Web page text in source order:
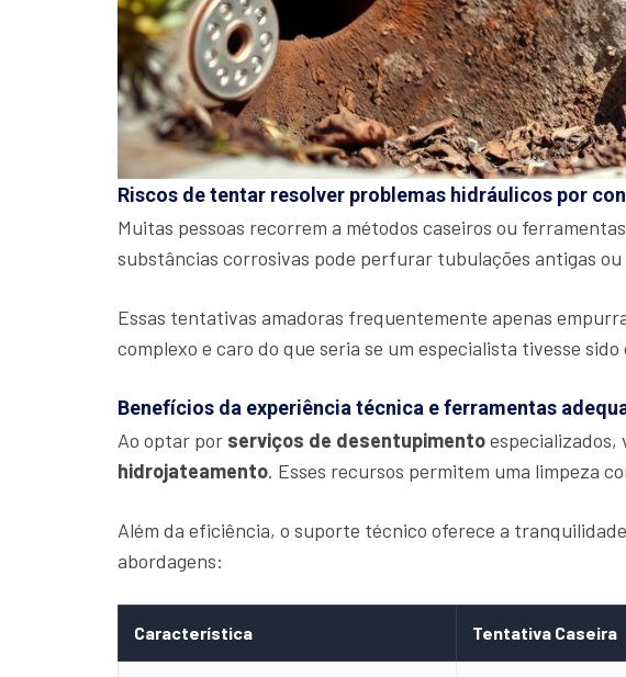
Riscos de tentar resolver problemas hidráulicos por
Muitas pessoas recorrem a métodos caseiros ou
substâncias corrosivas pode perfurar tubulações antigas
Essas tentativas amadoras frequentemente apenas
complexo e caro do que seria se um especialista tivesse sido
Benefícios da experiência técnica e ferramentas
Ao optar por serviços de desentupimentoespecializados,
hidrojateamento. Esses recursos permitem uma limpeza
Além da eficiência, o suporte técnico oferece a
abordagens:
Característica Tentativa Caseira